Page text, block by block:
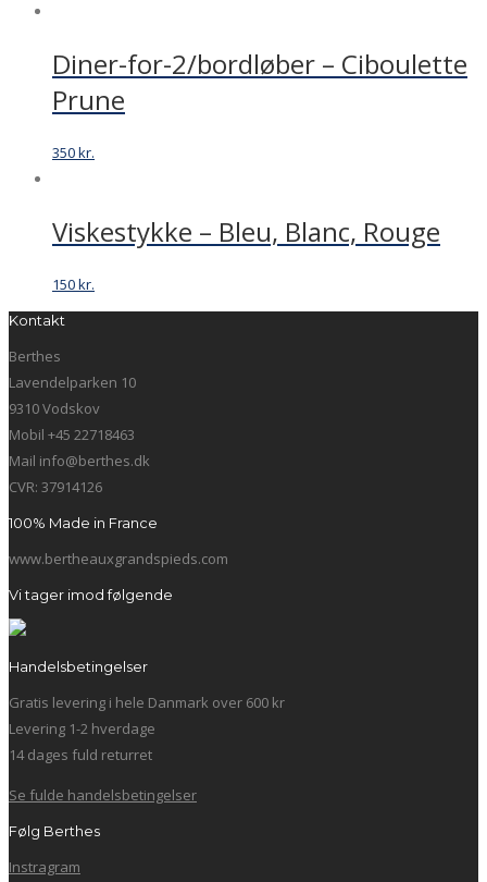
Diner-for-2/bordløber – Ciboulette
Prune
350kr.
Viskestykke – Bleu, Blanc, Rouge
150kr.
Kontakt
Berthes
Lavendelparken 10
9310 Vodskov
Mobil +45 22718463
Mail info@berthes.dk
CVR: 37914126
100% Made in France
www.bertheauxgrandspieds.com
Vi tager imod følgende
Handelsbetingelser
Gratis levering i hele Danmark over 600 kr
Levering 1-2 hverdage
14 dages fuld returret
Se fulde handelsbetingelser
Følg Berthes
Instragram